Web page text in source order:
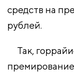
средств на
рублей.
Так,